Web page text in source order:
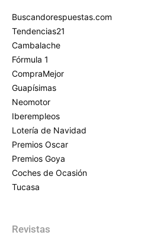
Buscandorespuestas.com
Tendencias21
Cambalache
Fórmula 1
CompraMejor
Guapísimas
Neomotor
Iberempleos
Lotería de Navidad
Premios Oscar
Premios Goya
Coches de Ocasión
Tucasa
Revistas